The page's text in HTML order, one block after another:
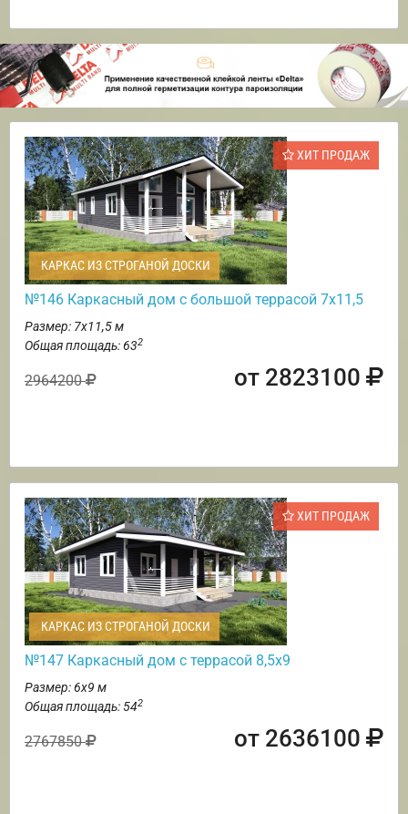
ХИТ ПРОДАЖ
КАРКАС ИЗ СТРОГАНОЙ ДОСКИ
№146 Каркасный дом с большой террасой 7х11,5
Размер: 7х11,5 м
Общая площадь: 632
2964200 от 2823100
ХИТ ПРОДАЖ
КАРКАС ИЗ СТРОГАНОЙ ДОСКИ
№147 Каркасный дом с террасой 8,5х9
Размер: 6х9 м
Общая площадь: 542
2767850 от 2636100